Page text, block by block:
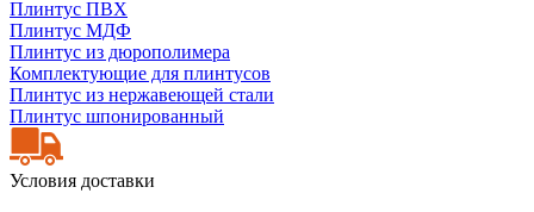
Плинтус ПВХ
Плинтус МДФ
Плинтус из дюрополимера
Комплектующие для плинтусов
Плинтус из нержавеющей стали
Плинтус шпонированный
Условия доставки